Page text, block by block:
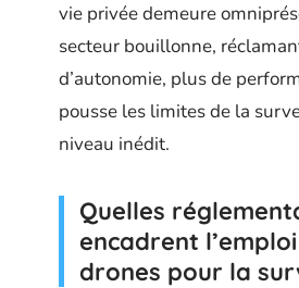
vie privée demeure
secteur bouillonne,
d’autonomie, plus de
pousse les limites de la
niveau inédit.
Quelles
encadrent
drones pour la